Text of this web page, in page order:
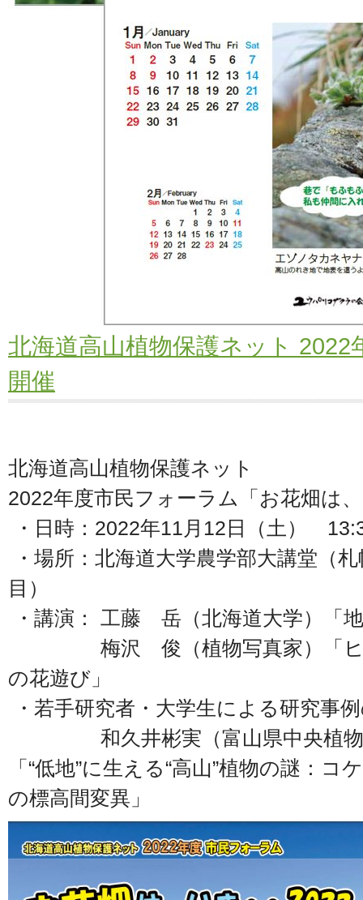
北海道高山植物保護ネット 2022
開催
北海道高山植物保護ネット
2022年度市民フォーラム「お花畑は
・日時：2022年11月12日（土）
・場所：北海道大学農学部大講堂（
目）
・講演： 工藤 岳（北海道大学）「
梅沢 俊（植物写真家）「ヒマ
の花遊び」
・若手研究者・大学生による研究事
和久井彬実（富山県中央植物
「“低地”に生える“高山”植物の謎：
の標高間変異」